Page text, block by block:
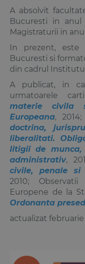
A absolvit
Bucuresti in
Magistraturii in
In prezent, este
Bucuresti si
din cadrul
A publicat, in
urmatoarele
materie civila
Europeana, 2014;
doctrina,
liberalitati.
litigii de munca,
administrativ,
civile, penale si
2010;
Europene de la
Ordonanta
actualizat februarie